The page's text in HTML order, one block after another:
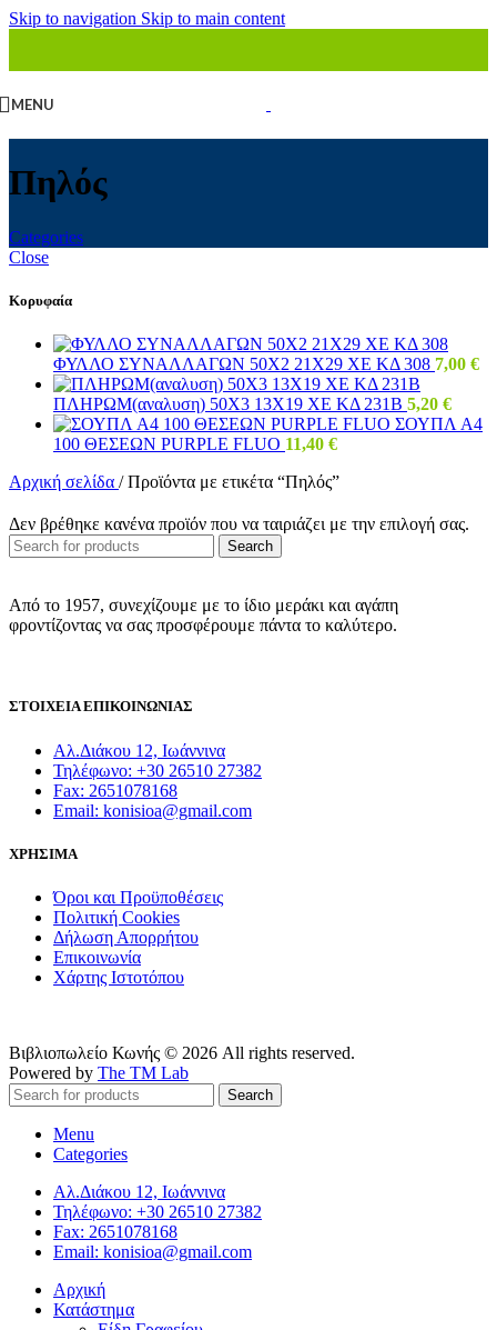
Skip to navigation Skip to main content
MENU
Πηλός
Categories
Close
Κορυφαία
ΦΥΛΛΟ ΣΥΝΑΛΛΑΓΩΝ 50Χ2 21Χ29 ΧΕ ΚΔ 308 7,00 €
ΠΛΗΡΩΜ(αναλυση) 50Χ3 13Χ19 ΧΕ ΚΔ 231Β 5,20 €
ΣΟΥΠΛ Α4
100 ΘΕΣΕΩΝ PURPLE FLUO 11,40 €
Αρχική σελίδα / Προϊόντα με ετικέτα “Πηλός”
Δεν βρέθηκε κανένα προϊόν που να ταιριάζει με την επιλογή σας.
Search
Από το 1957, συνεχίζουμε με το ίδιο μεράκι και αγάπη
φροντίζοντας να σας προσφέρουμε πάντα το καλύτερο.
ΣΤΟΙΧΕΙΑ ΕΠΙΚΟΙΝΩΝΙΑΣ
Αλ.Διάκου 12, Ιωάννινα
Τηλέφωνο: +30 26510 27382
Fax: 2651078168
Email: konisioa@gmail.com
ΧΡΗΣΙΜΑ
Όροι και Προϋποθέσεις
Πολιτική Cookies
Δήλωση Απορρήτου
Επικοινωνία
Χάρτης Ιστοτόπου
Βιβλιοπωλείο Κωνής © 2026 All rights reserved.
Powered by The TM Lab
Search
Menu
Categories
Αλ.Διάκου 12, Ιωάννινα
Τηλέφωνο: +30 26510 27382
Fax: 2651078168
Email: konisioa@gmail.com
Αρχική
Κατάστημα